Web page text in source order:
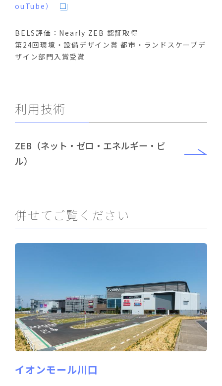
ouTube）
BELS評価：Nearly ZEB 認証取得
第24回環境・設備デザイン賞 都市・ランドスケープデ
ザイン部門入賞受賞
利用技術
ZEB（ネット・ゼロ・エネルギー・ビ
ル）
併せてご覧ください
イオンモール川口